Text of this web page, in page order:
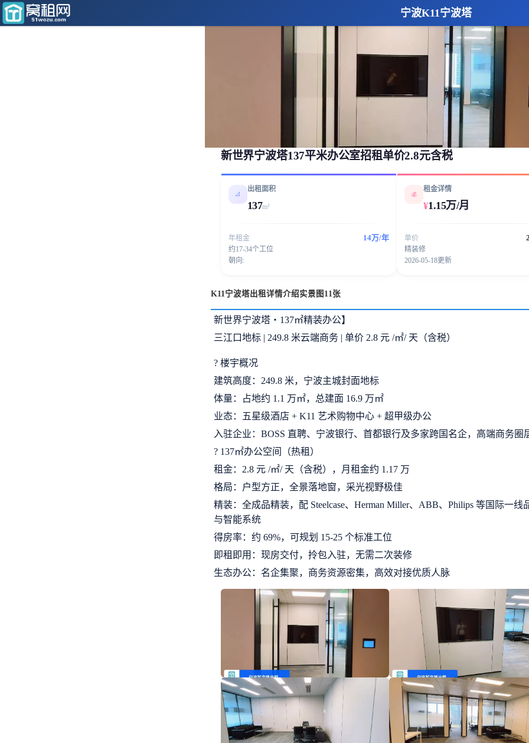
宁波K11宁波塔
新世界宁波塔137平米办公室招租单价2.8元含税
📐
出租面积
137m²
年租金 14万/年
约17-34个工位
朝向:
💰
租金详情
¥1.15万/月
单价
精装修
2026-05-18更新
K11宁波塔出租详情介绍实景图11张
新世界宁波塔・137㎡精装办公】
三江口地标 | 249.8 米云端商务 | 单价 2.8 元 /㎡/ 天（含税）
? 楼宇概况
建筑高度：249.8 米，宁波主城封面地标
体量：占地约 1.1 万㎡，总建面 16.9 万㎡
业态：五星级酒店 + K11 艺术购物中心 + 超甲级办公
入驻企业：BOSS 直聘、宁波银行、首都银行及多家跨国名企，高端商务圈
? 137㎡办公空间（热租）
租金：2.8 元 /㎡/ 天（含税），月租金约 1.17 万
格局：户型方正，全景落地窗，采光视野极佳
精装：全成品精装，配 Steelcase、Herman Miller、ABB、Philips 等国际一线
与智能系统
得房率：约 69%，可规划 15-25 个标准工位
即租即用：现房交付，拎包入驻，无需二次装修
生态办公：名企集聚，商务资源密集，高效对接优质人脉